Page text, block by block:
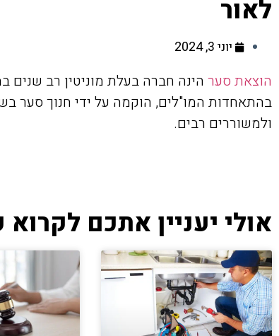
לאור
יוני 3, 2024
הוצאת סער הינה חברה בעלת מוניטין רב שנים
ולמשוררים רבים.
אולי יעניין אתכם